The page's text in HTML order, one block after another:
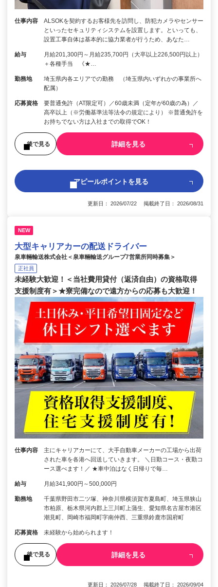
仕事内容
ALSOKを契約するお客様先を訪問し、防犯カメラやセンサー
といったセキュリティシステムを設置します。といっても、
設置工事自体は基本的に協力業者が行うため、あなた…
給与
月給201,300円～月給235,700円（大卒以上226,500円以上）
＋各種手当 《★…
勤務地
埼玉県内各エリアでの勤務 （埼玉県内いずれかの事業所へ
配属）
応募資格
要普通免許（AT限定可）／60歳未満（定年が60歳の為）／
高卒以上（※労働基準法等法令の規定により） ※普通免許を
お持ちでない方は入社までの取得でOK！
後で見る 詳細を見る
アピールポイントを見る
更新日： 2026/07/22 掲載終了日： 2026/08/31
NEW
大型キャリアカーの配送ドライバー
泉車輛輸送株式会社＜泉車輛輸送グループ7営業所同時募集＞
正社員
未経験大歓迎！＜当社費用貸付（返済自由）の資格取得
支援制度有＞★寮完備なので遠方からの応募も大歓迎！
仕事内容
主にキャリアカーにて、大手自動車メーカーの工場から出荷
された車を各港へ回送していきます。 ＼日勤コース・夜勤コ
ース選べます！／ ★車中泊はなく日帰りで毎…
給与 月給341,900円～500,000円
勤務地
千葉県野田市二ツ塚、神奈川県横須賀市夏島町、埼玉県狭山
市柏原、栃木県河内郡上三川町上蒲生、愛知県名古屋市港区
潮見町、岡崎市福岡町字南仲西、三重県鈴鹿市国府町
応募資格 未経験から始められます！
後で見る 詳細を見る
更新日： 2026/07/28 掲載終了日： 2026/09/04